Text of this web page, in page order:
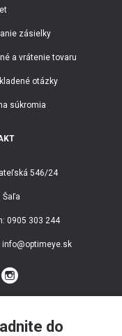
zásielky
a vrátenie tovaru
otázky
súkromia
546/24
Šaľa
0905 303 244
info@optimeye.sk
do